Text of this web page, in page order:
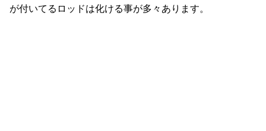
が付いてるロッドは化ける事が多々あります。